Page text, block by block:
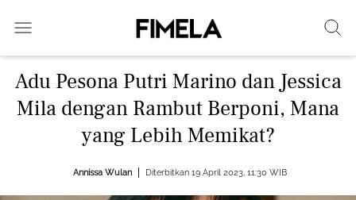
Adu Pesona Putri Marino dan Jessica
Mila dengan Rambut Berponi, Mana
yang Lebih Memikat?
Annissa Wulan Diterbitkan 19 April 2023, 11:30 WIB